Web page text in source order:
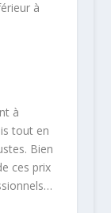
à
à
tout en
Bien
ces prix